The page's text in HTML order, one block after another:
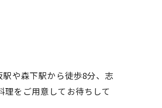
や森下駅から徒歩8分、志
をご用意してお待ちして